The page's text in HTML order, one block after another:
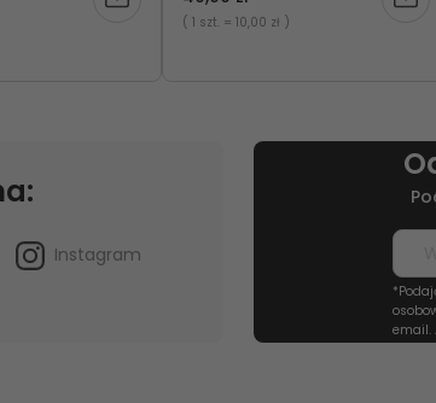
( 1 szt. = 10,00 zł )
Instagram
email.